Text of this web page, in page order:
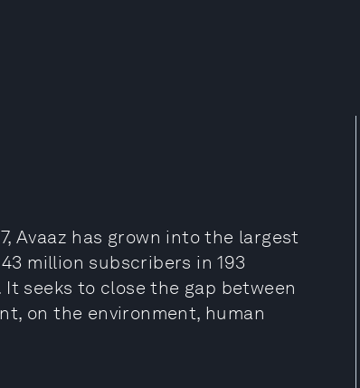
Avaaz has grown into the largest
million subscribers in 193
seeks to close the gap between
on the environment, human